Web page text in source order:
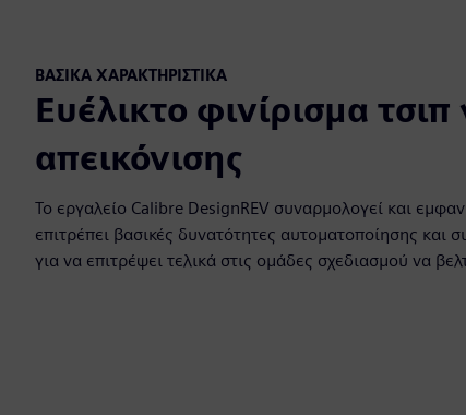
ΒΑΣΙΚΆ ΧΑΡΑΚΤΗΡΙΣΤΙΚΆ
Ευέλικτο φινίρισμα
απεικόνισης
Το εργαλείο Calibre DesignREV συναρμολογεί και
επιτρέπει βασικές δυνατότητες αυτοματοποίησης
για να επιτρέψει τελικά στις ομάδες σχεδιασμού να